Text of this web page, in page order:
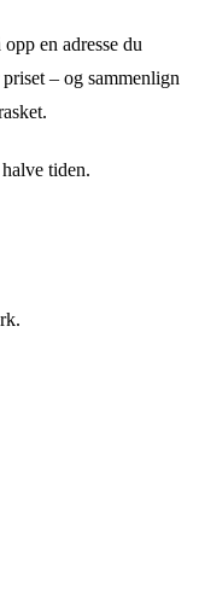
en adresse du
– og sammenlign
tiden.